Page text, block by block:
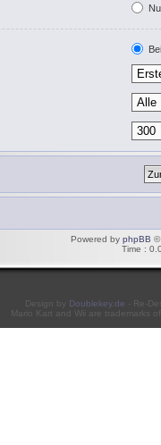
Powered by phpBB ©
Time :
Design by Doublekey.de - Re-
Mario Kart and Wii are trademarks